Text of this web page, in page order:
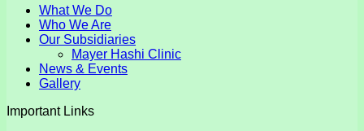
What We Do
Who We Are
Our Subsidiaries
Mayer Hashi Clinic
News & Events
Gallery
Important Links